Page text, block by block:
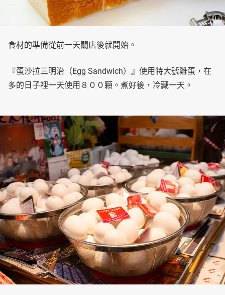
食材的準備從前一天關店後就開始。
『蛋沙拉三明治（Egg Sandwich）』使用特大號雞蛋，在
多的日子裡一天使用８００顆。煮好後，冷藏一天。